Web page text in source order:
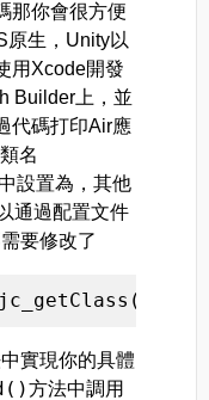
那你會很方便
原生，Unity以
用Xcode開發
Builder上，並
代碼打印Air應
名
設置為，其他
通過配置文件
要修改了
實現你的具體
方法中調用